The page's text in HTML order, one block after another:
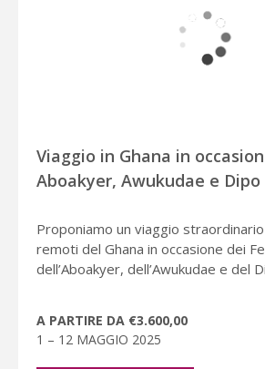
Viaggio in Ghana in
Aboakyer, Awukudae e Dipo
Proponiamo un viaggio
remoti del Ghana in occasione dei
dell’Aboakyer, dell’Awukudae e del
A PARTIRE DA €3.600,00
1 – 12 MAGGIO 2025